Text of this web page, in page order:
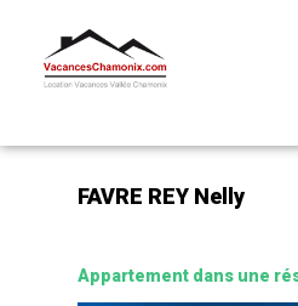
FAVRE REY Nelly
Appartement dans une